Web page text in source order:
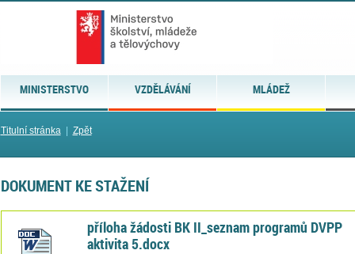
MINISTERSTVO VZDĚLÁVÁNÍ MLÁDEŽ
Titulní stránka| Zpět
DOKUMENT KE STAŽENÍ
příloha žádosti BK II_seznam programů DVPP
aktivita 5.docx